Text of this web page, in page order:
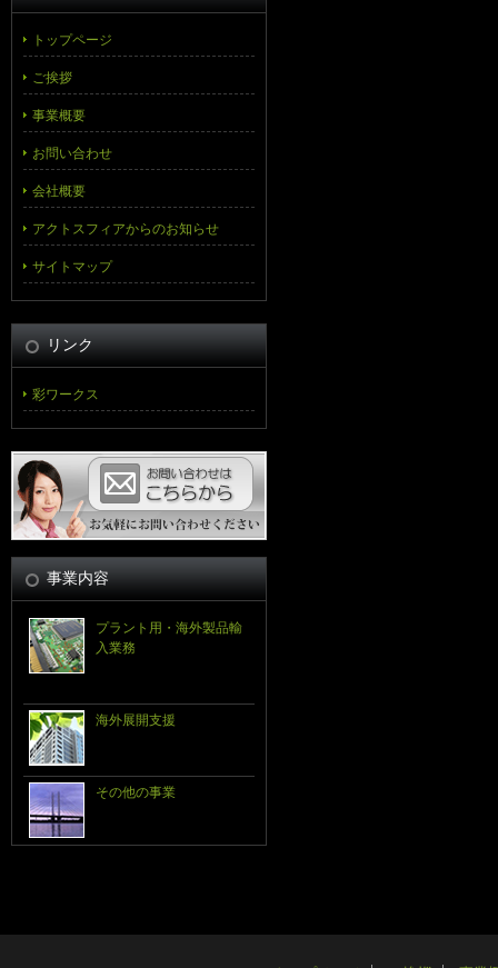
トップページ
ご挨拶
事業概要
お問い合わせ
会社概要
アクトスフィアからのお知らせ
サイトマップ
リンク
彩ワークス
事業内容
プラント用・海外製品輸
入業務
海外展開支援
その他の事業